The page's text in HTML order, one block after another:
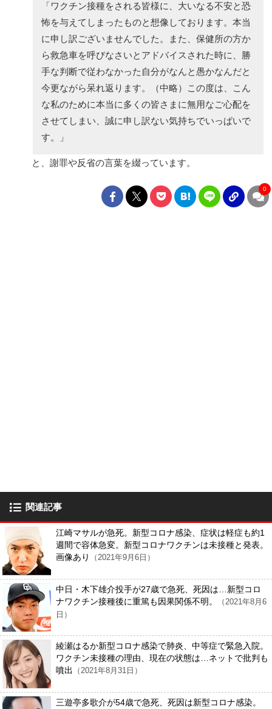
「ワクチン接種をされる皆様に、大いなる不安と恐
怖を与えてしまったものと想像しております。本当
に申し訳ございませんでした。また、保健所の方か
ら救急車を呼びなさいとアドバイスされた時に、勝
手な判断で従わなかった自分がなんと愚かなんだと
今更ながら呆れ返ります。（中略）この度は、こん
な私のために本当に多くの皆さまに無用なご心配を
させてしまい、誠に申し訳ない気持ちでいっぱいで
す。」
と、謝罪や反省の言葉を綴っています。
0
関連記事
江崎マサルが急死。新型コロナ感染、症状は軽症も約1
週間で容体急変。新型コロナワクチンは未接種と発表。
画像あり
（2021年9月6日）
中日・木下雄介投手が27歳で急死、死因は…新型コロ
ナワクチン接種後に重篤も因果関係不明。
（2021年8月6
日）
綾瀬はるか新型コロナ感染で肺炎、中等症で緊急入院。
ワクチン未接種の理由、現在の状態は…ネットで批判も
噴出
（2021年8月31日）
三遊亭多歌介が54歳で急死、死因は新型コロナ感染。